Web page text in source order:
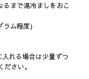
るまで湯冷ましをおこ
ラム程度)
れる場合は少量ずつ
さい。